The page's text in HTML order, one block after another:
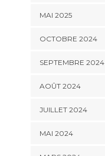
MAI 2025
OCTOBRE 2024
SEPTEMBRE 2024
AOÛT 2024
JUILLET 2024
MAI 2024